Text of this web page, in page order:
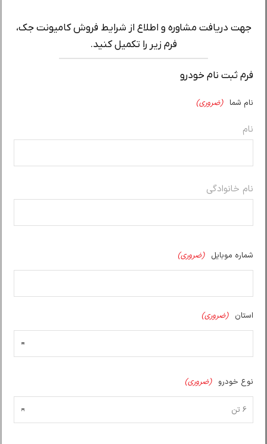
جهت دریافت مشاوره و اطلاع از شرایط فروش کامیونت جک،
فرم زیر را تکمیل کنید.
فرم ثبت نام خودرو
نام شما (ضروری)
نام
نام خانوادگی
شماره موبایل (ضروری)
استان (ضروری)
نوع خودرو (ضروری)